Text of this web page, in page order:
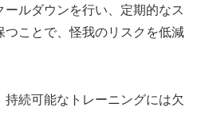
ルダウンを行い、定期的なス
つことで、怪我のリスクを低減
続可能なトレーニングには欠